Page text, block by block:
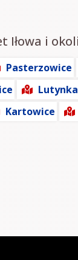
i
Pasterzowice
Lutynka
Kartowice